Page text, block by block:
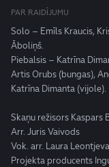
PAR RAIDĪJUMU
Solo – Emīls Kraucis,
Āboliņš.
Piebalsis – Katrīna
Artis Orubs (bungas),
Katrīna Dimanta (vijole).
Skaņu režisors Kaspars
Arr. Juris Vaivods
Vok. arr. Laura Leontjeva
Projekta producents